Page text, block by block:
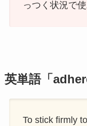
っつく状況で
英単語「
To stick firmly